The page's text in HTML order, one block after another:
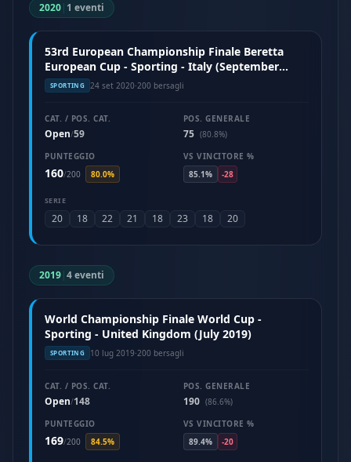
2020| 1 eventi
53rd European Championship Finale Beretta
European Cup - Sporting - Italy (September
2020)
SPORTING 24 set 2020·200 bersagli
CAT. / POS. CAT.
Open/59
POS. GENERALE
75 (80.8%)
PUNTEGGIO
160/200 80.0%
VS VINCITORE %
85.1%
-28
SERIE
20 18 22 21 18 23 18 20
2019|4 eventi
World Championship Finale World Cup -
Sporting - United Kingdom (July 2019)
SPORTING 10 lug 2019·200 bersagli
CAT. / POS. CAT.
Open/148
POS. GENERALE
190 (86.6%)
PUNTEGGIO
169/200 84.5%
VS VINCITORE %
89.4%
-20